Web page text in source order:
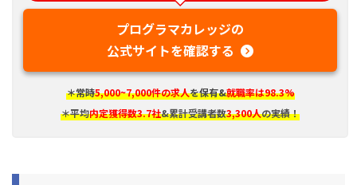
プログラマカレッジの
公式サイトを確認する
＊常時5,000~7,000件の求人を保有&就職率は98.3%
＊平均内定獲得数3.7社&累計受講者数3,300人の実績！